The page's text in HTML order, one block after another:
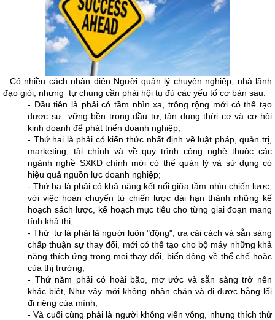
Có nhiều cách nhận diện Người quản lý chuyên nghiệp, nhà lãnh
đạo giỏi, nhưng tự chung cần phải hội tụ đủ các yếu tố cơ bản sau:
- Đầu tiên là phải có tầm nhìn xa, trông rộng mới có thể tạo
được sự vững bền trong đầu tư, tận dụng thời cơ và cơ hội
kinh doanh để phát triển doanh nghiệp;
- Thứ hai là phải có kiến thức nhất định về luật pháp, quản trị,
marketing, tài chính và về quy trình công nghệ thuộc các
ngành nghề SXKD chính mới có thể quản lý và sử dụng có
hiệu quả nguồn lực doanh nghiệp;
-Thứ ba là phải có khả năng kết nối giữa tầm nhìn chiến lược,
với việc hoán chuyển từ chiến lược dài hạn thành những kế
hoạch sách lược, kế hoạch mục tiêu cho từng giai đoạn mang
tính khả thi;
- Thứ tư là phải là người luôn "động", ưa cải cách và sẵn sàng
chấp thuận sự thay đổi, mới có thể tạo cho bộ máy những khả
năng thích ứng trong mọi thay đổi, biến động về thể chế hoặc
của thị trường;
- Thứ năm phải có hoài bão, mơ ước và sẵn sàng trở nên
khác biệt, Như vậy mới không nhàn chán và đi được bằng lối
đi riêng của mình;
- Và cuối cùng phải là người không viển vông, nhưng thích thử